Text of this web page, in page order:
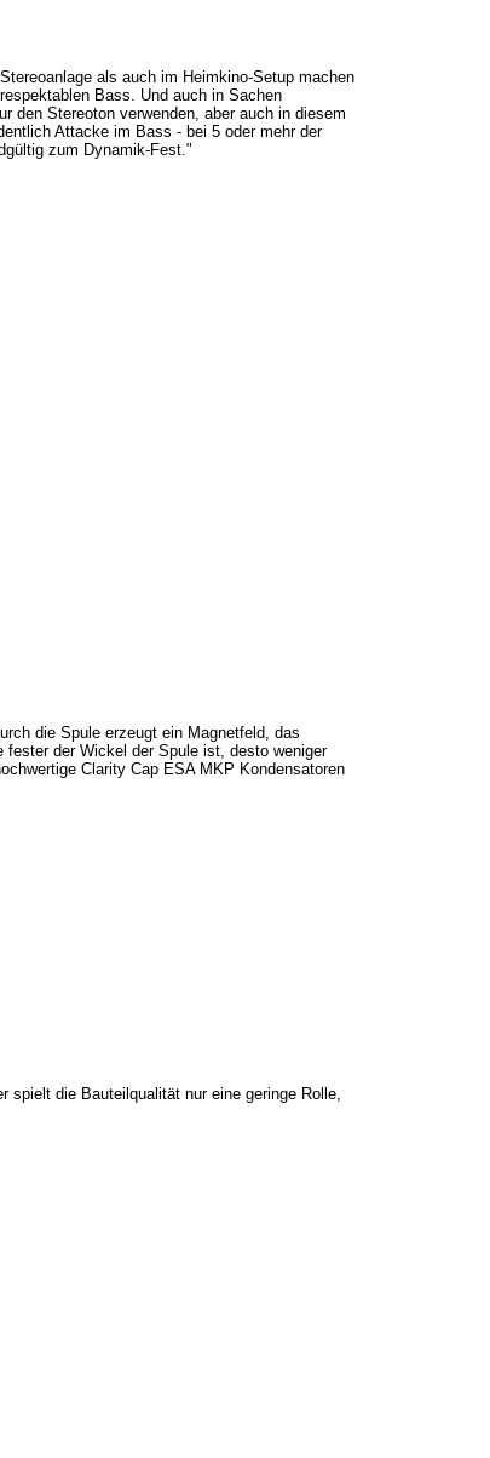
als auch im Heimkino-Setup machen
Bass. Und auch in Sachen
den Stereoton verwenden, aber auch in diesem
Attacke im Bass - bei 5 oder mehr der
zum Dynamik-Fest."
die Spule erzeugt ein Magnetfeld, das
fester der Wickel der Spule ist, desto weniger
Clarity Cap ESA MKP Kondensatoren
die Bauteilqualität nur eine geringe Rolle,